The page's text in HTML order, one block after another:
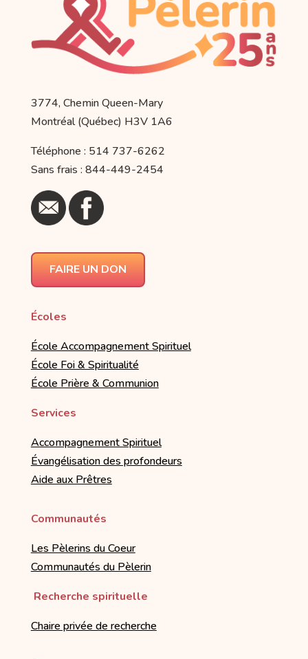
3774, Chemin Queen-Mary
Montréal (Québec) H3V 1A6
Téléphone : 514 737-6262
Sans frais : 844-449-2454
FAIRE UN DON
Écoles
École Accompagnement Spirituel
École Foi & Spiritualité
École Prière & Communion
Services
Accompagnement Spirituel
Évangélisation des profondeurs
Aide aux Prêtres
Communautés
Les Pèlerins du Coeur
Communautés du Pèlerin
Recherche spirituelle
Chaire privée de recherche